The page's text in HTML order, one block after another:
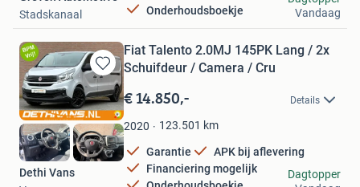
Onderhoudsboekje
Stadskanaal
Vandaag
Bewaren
in
Mijn
Favorieten
Fiat Talento 2.0MJ 145PK Lang / 2x
Schuifdeur / Camera / Cru
€ 14.850,- Details
2020 123.501 km
Garantie
APK bij aflevering
Financiering mogelijk
Dethi Vans
Dagtopper